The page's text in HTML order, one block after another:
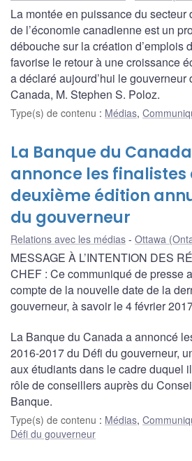
La montée en puissance du secteur
de l’économie canadienne est un
débouche sur la création d’emplois
favorise le retour à une croissance
a déclaré aujourd’hui le gouverneur
Canada, M. Stephen S. Poloz.
Type(s) de contenu : Médias,
La Banque du Canada
annonce les finalistes
deuxième édition
du gouverneur
Relations avec les médias Ottawa
MESSAGE À L’INTENTION DES
CHEF : Ce communiqué de presse
compte de la nouvelle date de la
gouverneur, à savoir le 4 février
La Banque du Canada a annoncé
2016-2017 du Défi du gouverneur,
aux étudiants dans le cadre duquel
rôle de conseillers auprès du
Banque.
Type(s) de contenu : Médias,
Défi du gouverneur